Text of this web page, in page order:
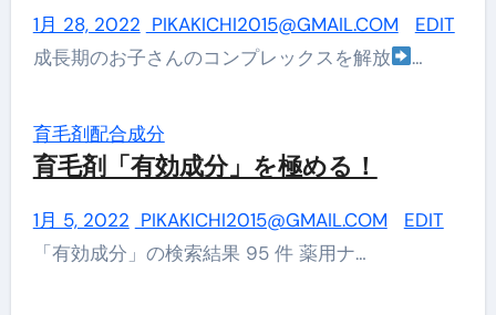
1月 28, 2022 PIKAKICHI2015@GMAIL.COM
EDIT
成長期のお子さんのコンプレックスを解放
…
育毛剤配合成分
育毛剤「有効成分」を極める！
1月 5, 2022 PIKAKICHI2015@GMAIL.COM
EDIT
「有効成分」の検索結果 95 件 薬用ナ…